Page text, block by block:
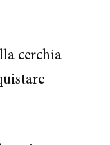
cerchia